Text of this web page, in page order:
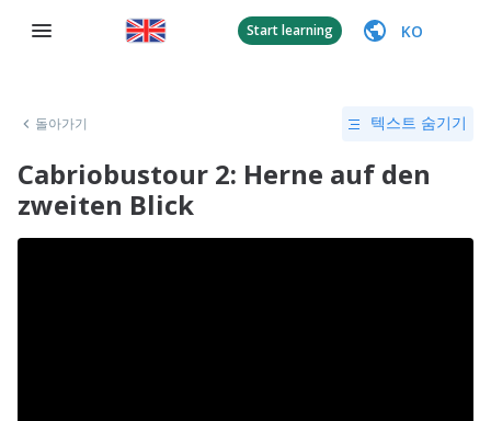
Start learning KO
돌아가기 텍스트 숨기기
Cabriobustour 2: Herne auf den
zweiten Blick